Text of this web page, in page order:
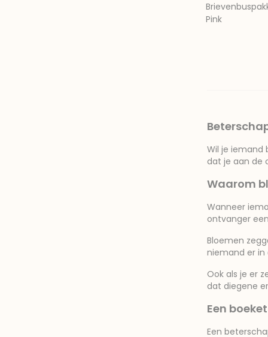
Pink
Wil je iemand
dat je aan de
Waarom
Wanneer
ontvanger
Bloemen
niemand er in
Ook als je er
dat diegene
Een
Een